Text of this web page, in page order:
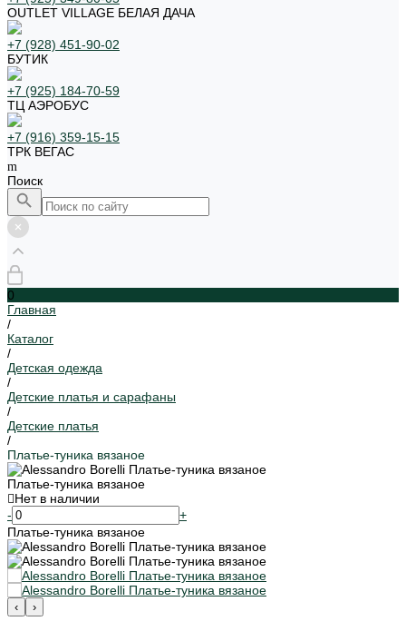
OUTLET VILLAGE БЕЛАЯ ДАЧА
+7 (928) 451-90-02
БУТИК
+7 (925) 184-70-59
ТЦ АЭРОБУС
+7 (916) 359-15-15
ТРК ВЕГАС
Поиск
0
Главная
/
Каталог
/
Детская одежда
/
Детские платья и сарафаны
/
Детские платья
/
Платье-туника вязаное
Платье-туника вязаное
Нет в наличии
-
+
Платье-туника вязаное
‹ ›